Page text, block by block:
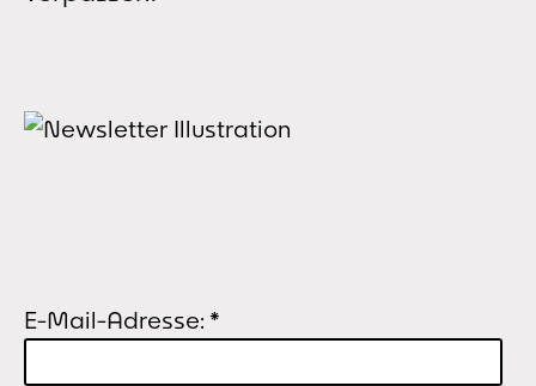
E-Mail-Adresse: *